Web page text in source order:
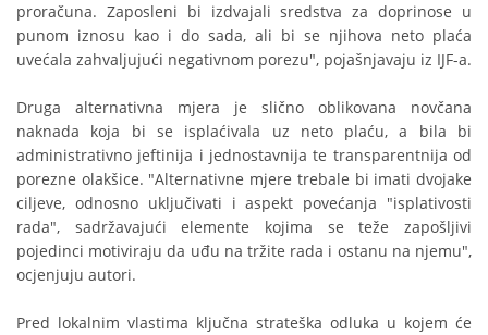
proračuna. Zaposleni bi izdvajali sredstva za doprinose u
punom iznosu kao i do sada, ali bi se njihova neto plaća
uvećala zahvaljujući negativnom porezu", pojašnjavaju iz IJF-a.
Druga alternativna mjera je slično oblikovana novčana
naknada koja bi se isplaćivala uz neto plaću, a bila bi
administrativno jeftinija i jednostavnija te transparentnija od
porezne olakšice. "Alternativne mjere trebale bi imati dvojake
ciljeve, odnosno uključivati i aspekt povećanja "isplativosti
rada", sadržavajući elemente kojima se teže zapošljivi
pojedinci motiviraju da uđu na tržite rada i ostanu na njemu",
ocjenjuju autori.
Pred lokalnim vlastima ključna strateška odluka u kojem će